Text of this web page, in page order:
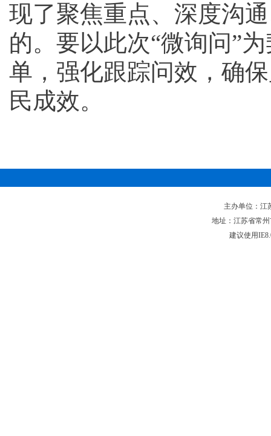
现了聚焦重点、深度沟
的。要以此次“微询问”
单，强化跟踪问效，确
民成效。
主办单位：江
地址：江苏省常州
建议使用